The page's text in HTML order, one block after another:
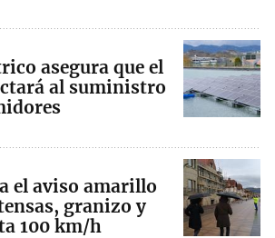
asegura que el
al suministro
el aviso amarillo
granizo y
100 km/h